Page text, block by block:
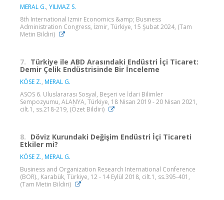
MERAL G., YILMAZ S.
8th International Izmir Economics &amp; Busıness
Administration Congress, İzmir, Türkiye, 15 Şubat 2024, (Tam
Metin Bildiri)
7. Türkiye ile ABD Arasındaki Endüstri İçi Ticaret:
Demir Çelik Endüstrisinde Bir İnceleme
KÖSE Z., MERAL G.
ASOS 6. Uluslararası Sosyal, Beşeri ve İdari Bilimler
Sempozyumu, ALANYA, Türkiye, 18 Nisan 2019 - 20 Nisan 2021,
cilt.1, ss.218-219, (Özet Bildiri)
8. Döviz Kurundaki Değişim Endüstri İçi Ticareti
Etkiler mi?
KÖSE Z., MERAL G.
Business and Organization Research International Conference
(BOR)., Karabük, Türkiye, 12 - 14 Eylül 2018, cilt.1, ss.395-401,
(Tam Metin Bildiri)